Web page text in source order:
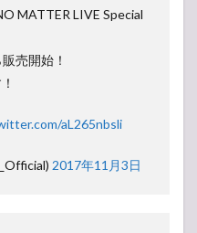
MATTER LIVE Special
売開始！
aL265nbsli
2017年11月3日